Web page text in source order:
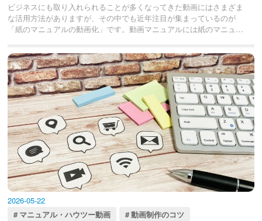
ビジネスにも取り入れられることが多くなってきた動画にはさまざま
な活用方法がありますが、その中でも近年注目が集まっているのが
「紙のマニュアルの動画化」です。動画マニュアルには紙のマニュア
れる企業が増えてきています。
2026-05-22
マニュアル・ハウツー動画
動画制作のコツ